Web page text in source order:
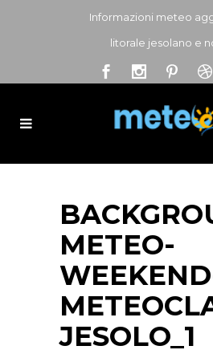
Informazioni meteo
litorale jesolano e
METEO-
JESOLO_1